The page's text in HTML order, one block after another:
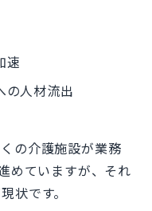
速
の人材流出
の介護施設が業務
めていますが、それ
状です。